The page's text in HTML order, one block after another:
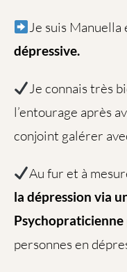
Je suis Manuella
dépressive.
Je connais très
l’entourage après
conjoint galérer
Au fur et à
la dépression via
Psychopraticienne
personnes en